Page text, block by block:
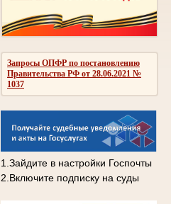
Запросы ОПФР по постановлению
Правительства РФ от 28.06.2021 №
1037
1.Зайдите в настройки Госпочты
2.Включите подписку на суды